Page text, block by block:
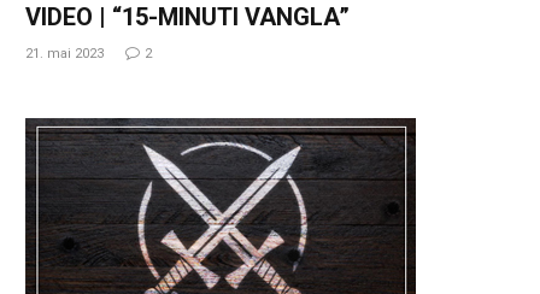
VIDEO | “15-MINUTI VANGLA”
21. mai 2023 2